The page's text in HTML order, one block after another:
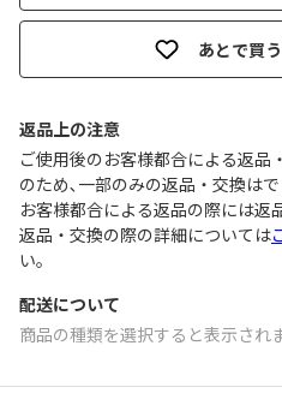
あとで買
返品上の注意
ご使用後のお客様都合による返品
のため､一部のみの返品・交換は
お客様都合による返品の際には返
返品・交換の際の詳細については
い。
配送について
商品の種類を選択すると表示され